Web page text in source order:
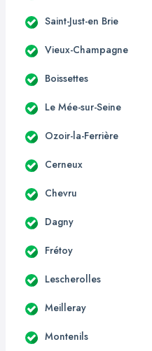
Saint-Just-en Brie
Vieux-Champagne
Boissettes
Le Mée-sur-Seine
Ozoir-la-Ferrière
Cerneux
Chevru
Dagny
Frétoy
Lescherolles
Meilleray
Montenils